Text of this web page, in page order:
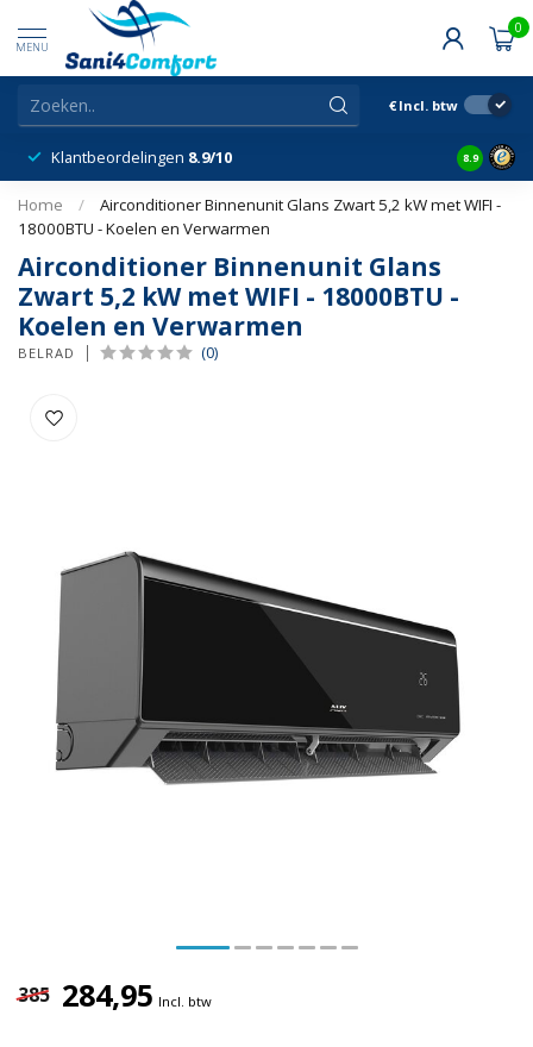
MENU
0
€ Incl. btw
Klantbeordelingen 8.9/10 8.9
Home /
Airconditioner Binnenunit Glans Zwart 5,2 kW met WIFI -
18000BTU - Koelen en Verwarmen
Airconditioner Binnenunit Glans
Zwart 5,2 kW met WIFI - 18000BTU -
Koelen en Verwarmen
BELRAD (0)
385 284,95 Incl. btw